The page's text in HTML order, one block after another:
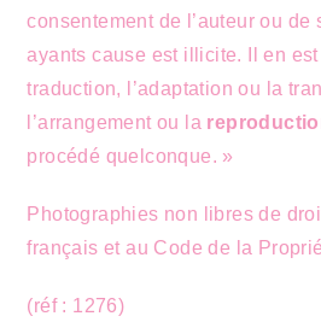
consentement de l’auteur ou de
ayants cause est illicite. Il en est
traduction, l’adaptation ou la
l’arrangement ou la
procédé quelconque. »
Photographies non libres de
français et au Code de la
(réf : 1276)